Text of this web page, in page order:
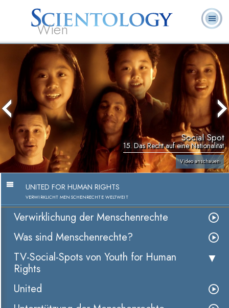
Wien
Hubbard
Was ist
Scientology?
Ehrenamtliche
Geistliche
Häufig gestellte
Fragen
Bücher
Social Spot
15. Das Recht auf eine Nationalität
Video anschauen
UNITED FOR HUMAN RIGHTS
VERWIRKLICHT MENSCHENRECHTE WELTWEIT
Verwirklichung der Menschenrechte
Was sind Menschenrechte?
TV-Social-Spots von Youth for Human
Rights
United